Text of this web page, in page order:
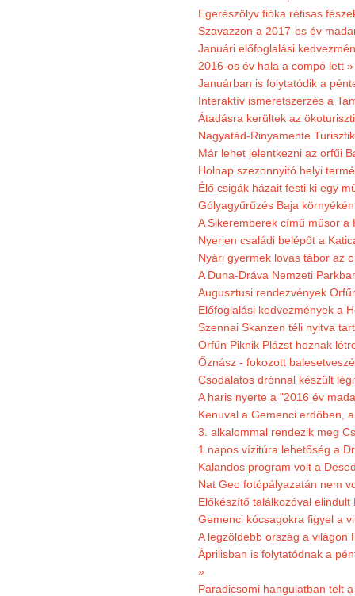
Egerészölyv fióka rétisas
Szavazzon a 2017-es év
Januári előfoglalási
2016-os év hala a compó lett »
Januárban is folytatódik a
Interaktív ismeretszerzés a
Átadásra kerültek az
Nagyatád-Rinyamente
Már lehet jelentkezni az orfűi
Holnap szezonnyitó helyi
Élő csigák házait festi ki egy
Gólyagyűrűzés Baja
A Sikeremberek című műsor a
Nyerjen családi belépőt a
Nyári gyermek lovas tábor az
A Duna-Dráva Nemzeti
Augusztusi rendezvények
Előfoglalási kedvezmények a
Szennai Skanzen téli nyitva
Orfűn Piknik Plázst hoznak
Őznász - fokozott
Csodálatos drónnal készült
A haris nyerte a "2016 év
Kenuval a Gemenci erdőben,
3. alkalommal rendezik meg
1 napos vízitúra lehetőség a
Kalandos program volt a
Nat Geo fotópályazatán nem
Előkészítő találkozóval
Gemenci kócsagokra figyel a
A legzöldebb ország a világon
Áprilisban is folytatódnak a
»
Paradicsomi hangulatban telt